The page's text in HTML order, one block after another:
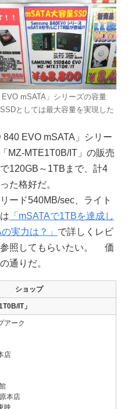
mSATA」シリーズの容量
としては最大容量を実現した
840 EVO mSATA」シリー
MZ-MTE1T0B/IT」の販売
120GB～1TBまで、計4
た格好だ。
ード540MB/sec、ライト
「mSATAで1TBを達成し
実力は？」 で詳しくレビ
参照してもらいたい。 価
通りだ。
ショップ
IT」
アーク
店
本店
映